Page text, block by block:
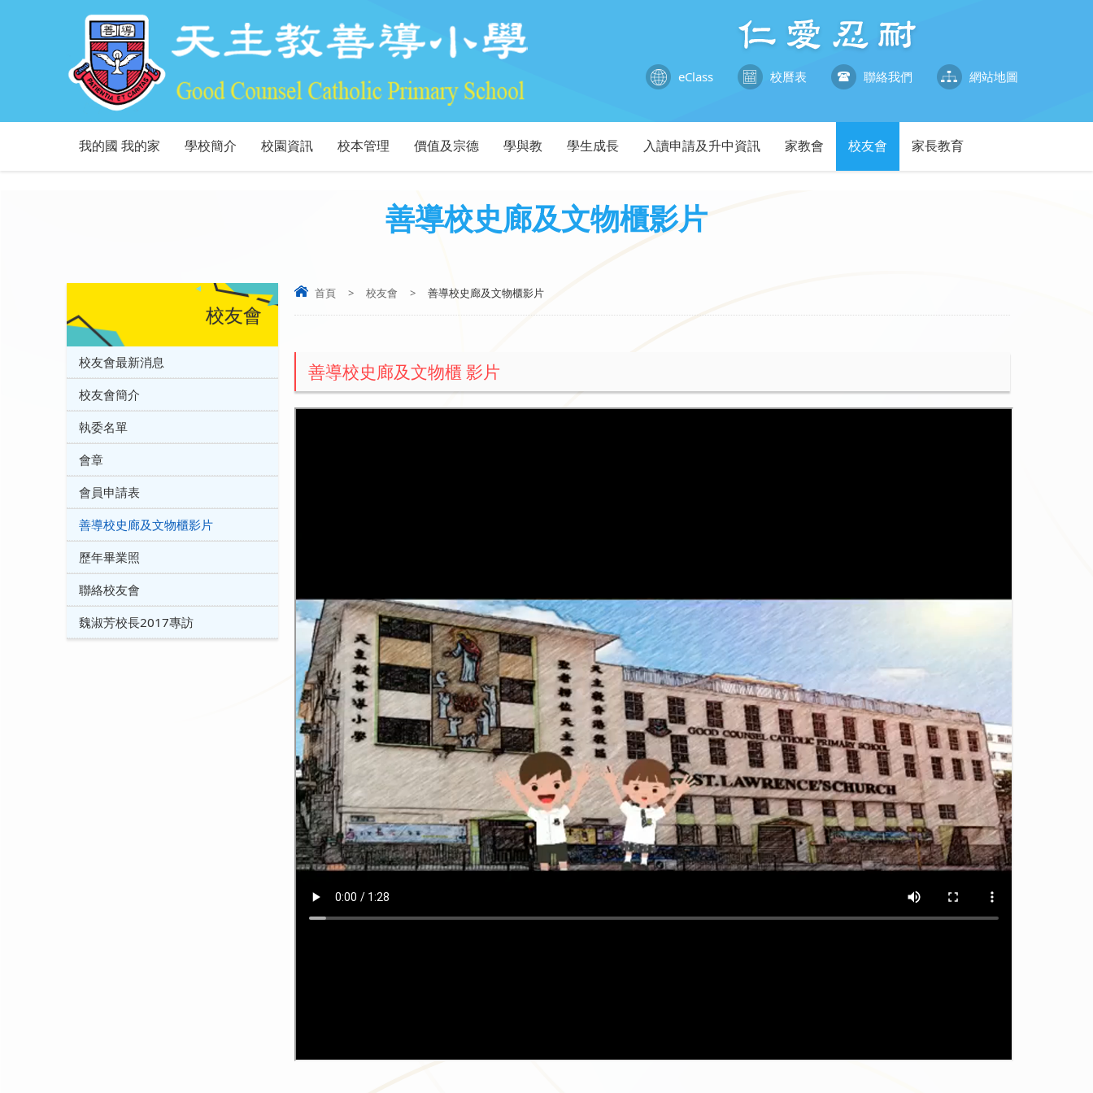
eClass 校曆表 聯絡我們 網站地圖
我的國 我的家 學校簡介 校園資訊 校本管理 價值及宗德 學與教 學生成長 入讀申請及升中資訊 家教會 校友會 家長教育
善導校史廊及文物櫃影片
首頁 > 校友會 > 善導校史廊及文物櫃影片
善導校史廊及文物櫃 影片
校友會
校友會最新消息
校友會簡介
執委名單
會章
會員申請表
善導校史廊及文物櫃影片
歷年畢業照
聯絡校友會
魏淑芳校長2017專訪